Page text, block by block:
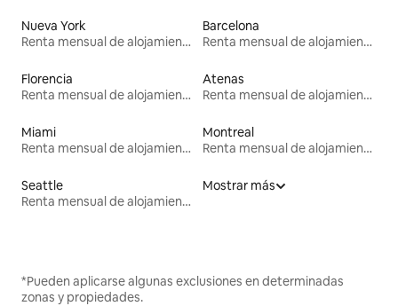
Nueva York
Renta mensual de alojamientos
Barcelona
Renta mensual de alojamientos
Florencia
Renta mensual de alojamientos
Atenas
Renta mensual de alojamientos
Miami
Renta mensual de alojamientos
Montreal
Renta mensual de alojamientos
Seattle
Renta mensual de alojamientos
Mostrar más
*Pueden aplicarse algunas exclusiones en determinadas
zonas y propiedades.